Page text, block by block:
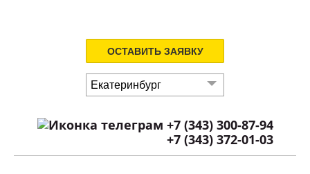
ОСТАВИТЬ ЗАЯВКУ
Екатеринбург
+7 (343) 300-87-94
+7 (343) 372-01-03